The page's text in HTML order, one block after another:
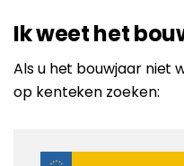
Ik weet het
Als u het bouwjaar niet
op kenteken zoeken: